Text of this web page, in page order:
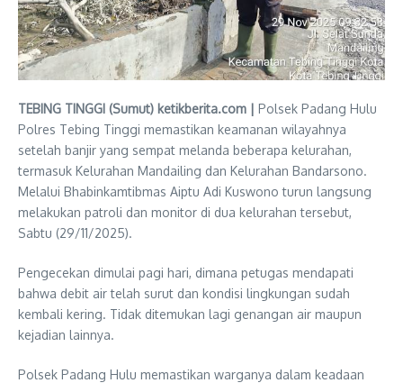
TEBING TINGGI (Sumut) ketikberita.com | Polsek Padang Hulu
Polres Tebing Tinggi memastikan keamanan wilayahnya
setelah banjir yang sempat melanda beberapa kelurahan,
termasuk Kelurahan Mandailing dan Kelurahan Bandarsono.
Melalui Bhabinkamtibmas Aiptu Adi Kuswono turun langsung
melakukan patroli dan monitor di dua kelurahan tersebut,
Sabtu (29/11/2025).
Pengecekan dimulai pagi hari, dimana petugas mendapati
bahwa debit air telah surut dan kondisi lingkungan sudah
kembali kering. Tidak ditemukan lagi genangan air maupun
kejadian lainnya.
Polsek Padang Hulu memastikan warganya dalam keadaan